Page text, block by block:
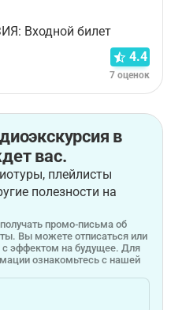
Входной билет
4.4
7 оценок
в
вас.
плейлисты
полезности на
промо-письма об
Вы можете отписаться или
с эффектом на будущее. Для
ознакомьтесь с нашей